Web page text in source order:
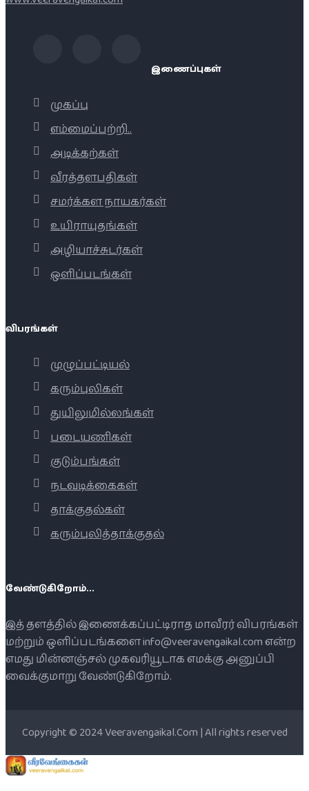
இணைப்புகள்
முகப்பு
எம்மைப்பற்றி..
அடிக்கற்கள்
வீரத்தளபதிகள்
சமர்க்கள நாயகர்கள்
உயிராயுதங்கள்
அழியாச்சுடர்கள்
ஒளிப்படங்கள்
விபரங்கள்
முழுப்பட்டியல்
கரும்புலிகள்
துயிலுமில்லங்கள்
படையணிகள்
குடும்பங்கள்
நடவடிக்கைகள்
தாக்குதல்கள்
கரும்புலித்தாக்குதல்
வேண்டுகிறோம்...
இத் தளத்தில் இணைக்கப்பட்டிராத மாவீரர் விபரங்கள்
மற்றும் ஒளிப்படங்களை info@veeravengaikal.com என்ற
எமது மின்னஞ்சல் முகவரியூடாக எமக்கு அனுப்பி
வைக்குமாறு வேண்டுகிறோம்.
Copyright © 2024 Veeravengaikal.Com | All rights reserved